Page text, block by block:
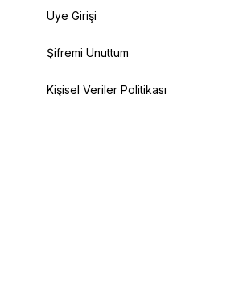
Üye Girişi
Şifremi Unuttum
Kişisel Veriler Politikası